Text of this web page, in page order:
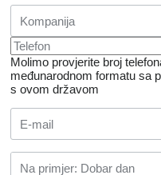
Molimo provjerite broj
međunarodnom formatu sa
s ovom državom